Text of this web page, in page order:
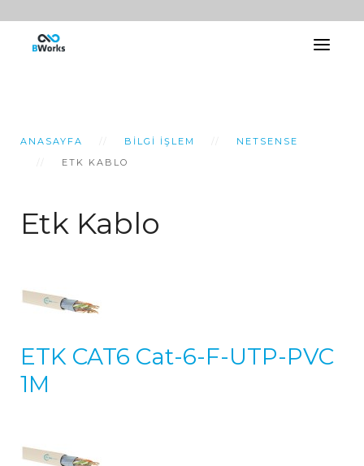
ANASAYFA BILGI İŞLEM
NETSENSE
ETK KABLO
Etk Kablo
ETK CAT6 Cat-6-F-UTP-PVC
1M